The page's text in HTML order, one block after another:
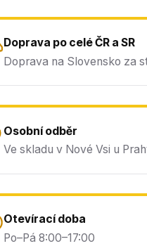
Doprava po celé ČR a SR
Doprava na Slovensko za
Osobní odběr
Ve skladu v Nové Vsi u
Otevírací doba
Po–Pá 8:00–17:00